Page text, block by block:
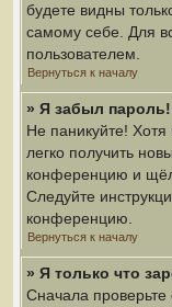
будете видны
самому себе. Для
пользователем.
Вернуться к началу
» Я забыл пароль!
Не паникуйте!
легко получить
конференцию и
Следуйте
конференцию.
Вернуться к началу
» Я только что
Сначала